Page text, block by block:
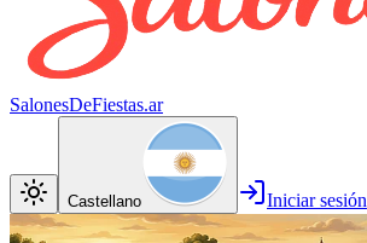
SalonesDeFiestas.ar
Castellano Iniciar sesión